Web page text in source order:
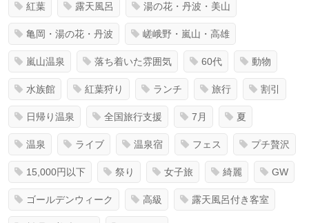
紅葉 露天風呂 湯の花・丹波・美山
亀岡・湯の花・丹波 嵯峨野・嵐山・高雄
嵐山温泉 落ち着いた雰囲気 60代 動物
水族館 紅葉狩り ランチ 旅行 割引
日帰り温泉 全国旅行支援 7月 夏
温泉 ライブ 温泉宿 フェス プチ贅沢
15,000円以下 祭り 女子旅 綺麗 GW
ゴールデンウィーク 高級 露天風呂付き客室